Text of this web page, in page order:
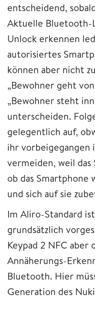
entscheidend,
Aktuelle Bluetooth-
Unlock erkennen
autorisiertes
können aber nicht
„Bewohner geht
„Bewohner steht
unterscheiden.
gelegentlich auf,
ihr vorbeigegangen
vermeiden, weil das
ob das Smartphone
und sich auf sie
Im Aliro-Standard
grundsätzlich
Keypad 2 NFC
Annäherungs-
Bluetooth. Hier
Generation des